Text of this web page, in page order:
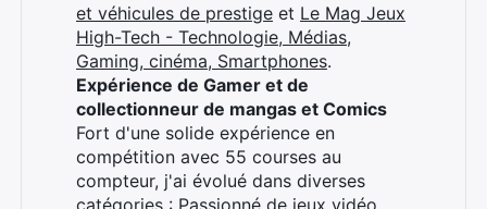
et véhicules de prestige et Le Mag Jeux
High-Tech - Technologie, Médias,
Gaming, cinéma, Smartphones.
Expérience de Gamer et de
collectionneur de mangas et Comics
Fort d'une solide expérience en
compétition avec 55 courses au
compteur, j'ai évolué dans diverses
catégories : Passionné de jeux vidéo